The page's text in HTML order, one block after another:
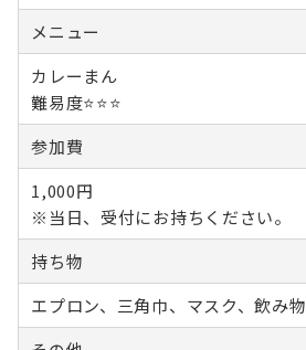
メニュー
カレーまん
難易度⭐️⭐️⭐️
参加費
1,000円
※当日、受付にお持ちください。
持ち物
エプロン、三角巾、マスク、飲み物